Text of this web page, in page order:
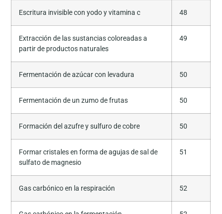
Escritura invisible con yodo y vitamina c 48
Extracción de las sustancias coloreadas a
partir de productos naturales
49
Fermentación de azúcar con levadura 50
Fermentación de un zumo de frutas 50
Formación del azufre y sulfuro de cobre 50
Formar cristales en forma de agujas de sal de
sulfato de magnesio
51
Gas carbónico en la respiración 52